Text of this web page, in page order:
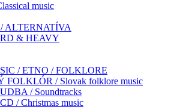
music
ALTERNATÍVA
& HEAVY
/ ETNO / FOLKLORE
FOLKLÓR / Slovak folklore music
/ Soundtracks
/ Christmas music